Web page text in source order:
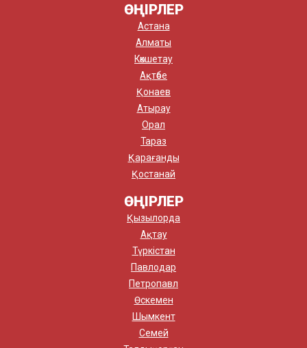
ӨҢІРЛЕР
Астана
Алматы
Көкшетау
Ақтөбе
Қонаев
Атырау
Орал
Тараз
Қарағанды
Қостанай
ӨҢІРЛЕР
Қызылорда
Ақтау
Түркістан
Павлодар
Петропавл
Өскемен
Шымкент
Семей